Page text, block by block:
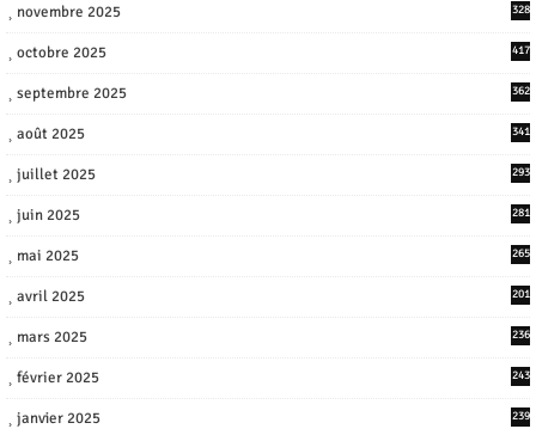
novembre 2025 328
octobre 2025 417
septembre 2025 362
août 2025 341
juillet 2025 293
juin 2025 281
mai 2025 265
avril 2025 201
mars 2025 236
février 2025 243
janvier 2025 239